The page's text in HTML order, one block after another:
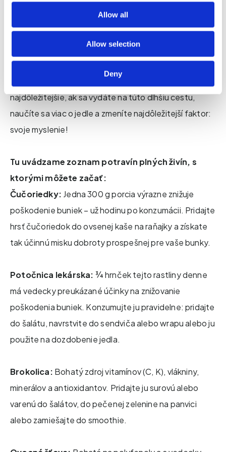
Allow all
Allow selection
Deny
Ako budete postupne znižovať zaradenie a závislosť
od spracovaných potravín s vysokým obsahom cukru,
tuku a soli, vaša túžba po nich sa prirodzene zníži a
výsledkom tejto cesty bude, že niektoré z nich
postupom času úplne vylúčite. Čo je však
najdôležitejšie, ak sa vydáte na túto dlhšiu cestu,
naučíte sa viac o jedle a zmeníte najdôležitejší faktor:
svoje myslenie!
Tu uvádzame zoznam potravín plných živín, s
ktorými môžete začať:
Čučoriedky: Jedna 300 g porcia výrazne znižuje
poškodenie buniek – už hodinu po konzumácii. Pridajte
hrsť čučoriedok do ovsenej kaše na raňajky a získate
tak účinnú misku dobroty prospešnej pre vaše bunky.
Potočnica lekárska: ¾ hrnček tejto rastliny denne
má vedecky preukázané účinky na znižovanie
poškodenia buniek. Konzumujte ju pravidelne: pridajte
do šalátu, navrstvite do sendviča alebo wrapu alebo ju
použite na dozdobenie jedla.
Brokolica: Bohatý zdroj vitamínov (C, K), vlákniny,
minerálov a antioxidantov. Pridajte ju surovú alebo
varenú do šalátov, do pečenej zelenine na panvici
alebo zamiešajte do smoothie.